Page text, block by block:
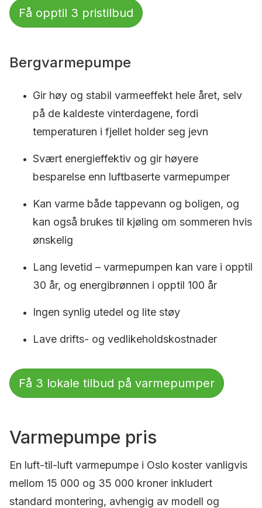
Få opptil 3 pristilbud
Bergvarmepumpe
Gir høy og stabil varmeeffekt hele året, selv
på de kaldeste vinterdagene, fordi
temperaturen i fjellet holder seg jevn
Svært energieffektiv og gir høyere
besparelse enn luftbaserte varmepumper
Kan varme både tappevann og boligen, og
kan også brukes til kjøling om sommeren hvis
ønskelig
Lang levetid – varmepumpen kan vare i opptil
30 år, og energibrønnen i opptil 100 år
Ingen synlig utedel og lite støy
Lave drifts- og vedlikeholdskostnader
Få 3 lokale tilbud på varmepumper
Varmepumpe pris
En luft-til-luft varmepumpe i Oslo koster vanligvis
mellom 15 000 og 35 000 kroner inkludert
standard montering, avhengig av modell og